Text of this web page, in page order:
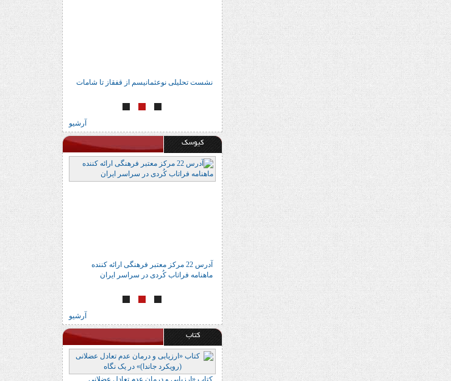
نشست تحلیلی نشست تحلیلی نوعثمانیسم از قفقاز تا شامات تحلیل بحران یمن در گفتوگو با منصور براتی
آرشیو
کیوسک
انتشار شماره
آدرس 22 مرکز معتبر فرهنگی ارائه کننده
ماهنامه فراتاب کُردی در سراسر ایران
شماره دوم ماهنامه الکترونیکی فراتاب
آرشیو
کتاب
کتاب «ارزیابی و درمان عدم تعادل عضلانی